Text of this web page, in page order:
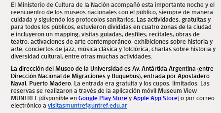
El Ministerio de Cultura de la Nación acompañó esta importante noche y el
reencuentro de los museos nacionales con el público, siempre de manera
cuidada y siguiendo los protocolos sanitarios. Las actividades, gratuitas y
para todos los públicos, estuvieron divididas en cuatro zonas de la ciudad
e incluyeron un mapping, visitas guiadas, desfiles, recitales, obras de
teatro, activaciones de arte contemporáneo, exhibiciones sobre historia y
arte, conciertos de jazz, música clásica y folclórica, charlas sobre historia y
diversidad cultural, entre otras muchas actividades.
La dirección del Museo de la Universidad es Av. Antártida Argentina (entre
Dirección Nacional de Migraciones y Buquebus), entrada por Apostadero
Naval, Puerto Madero. La entrada era gratuita y los cupos, limitados. Las
reservas se realizaron a través de la aplicación móvil Museum View
MUNTREF (disponible en Google Play Store y Apple App Store) o por correo
electrónico a visitasmuntref@untref.edu.ar